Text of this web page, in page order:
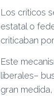
Los críticos
estatal o
criticaban
Este
liberales–
gran